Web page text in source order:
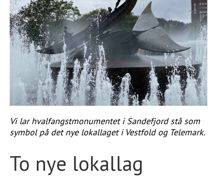
LIKEPERSONARBEID
OM OSS
BLI MEDLEM
KONTAKT
KALENDER
ARKIV
FYSIOTERAPI
Vi lar hvalfangstmonumentet i Sandefjord stå som
symbol på det nye lokallaget i Vestfold og Telemark.
To nye lokallag